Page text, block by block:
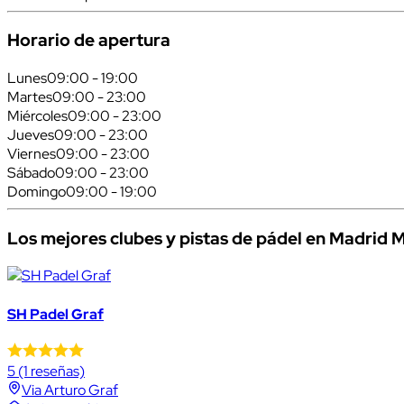
Horario de apertura
Lunes09:00 - 19:00
Martes09:00 - 23:00
Miércoles09:00 - 23:00
Jueves09:00 - 23:00
Viernes09:00 - 23:00
Sábado09:00 - 23:00
Domingo09:00 - 19:00
Los mejores clubes y pistas de pádel en Madrid
SH Padel Graf
5(1 reseñas)
Via Arturo Graf